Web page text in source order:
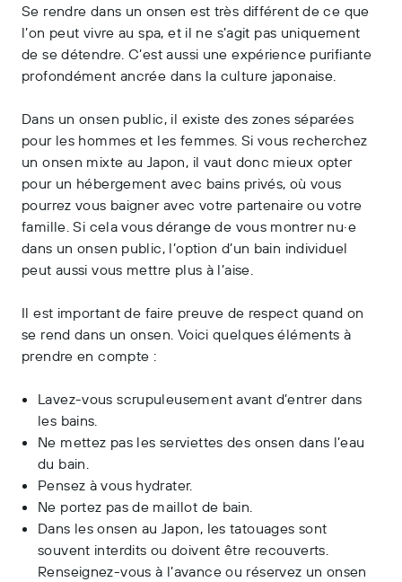
Se rendre dans un onsen est très différent de ce que
l’on peut vivre au spa, et il ne s’agit pas uniquement
de se détendre. C’est aussi une expérience purifiante
profondément ancrée dans la culture japonaise.
Dans un onsen public, il existe des zones séparées
pour les hommes et les femmes. Si vous recherchez
un onsen mixte au Japon, il vaut donc mieux opter
pour un hébergement avec bains privés, où vous
pourrez vous baigner avec votre partenaire ou votre
famille. Si cela vous dérange de vous montrer nu·e
dans un onsen public, l’option d’un bain individuel
peut aussi vous mettre plus à l’aise.
Il est important de faire preuve de respect quand on
se rend dans un onsen. Voici quelques éléments à
prendre en compte :
Lavez-vous scrupuleusement avant d’entrer dans
les bains.
Ne mettez pas les serviettes des onsen dans l’eau
du bain.
Pensez à vous hydrater.
Ne portez pas de maillot de bain.
Dans les onsen au Japon, les tatouages sont
souvent interdits ou doivent être recouverts.
Renseignez-vous à l’avance ou réservez un onsen